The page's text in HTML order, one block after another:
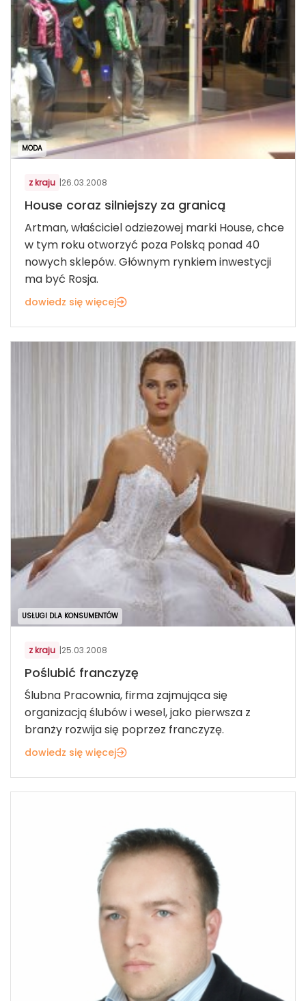
MODA
z kraju |26.03.2008
House coraz silniejszy za granicą
Artman, właściciel odzieżowej marki House, chce
w tym roku otworzyć poza Polską ponad 40
nowych sklepów. Głównym rynkiem inwestycji
ma być Rosja.
dowiedz się więcej
USŁUGI DLA KONSUMENTÓW
z kraju |25.03.2008
Poślubić franczyzę
Ślubna Pracownia, firma zajmująca się
organizacją ślubów i wesel, jako pierwsza z
branży rozwija się poprzez franczyzę.
dowiedz się więcej